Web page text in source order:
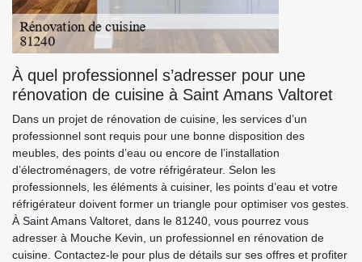
À quel professionnel s’adresser pour une
rénovation de cuisine à Saint Amans Valtoret
Dans un projet de rénovation de cuisine, les services d’un
professionnel sont requis pour une bonne disposition des
meubles, des points d’eau ou encore de l’installation
d’électroménagers, de votre réfrigérateur. Selon les
professionnels, les éléments à cuisiner, les points d’eau et votre
réfrigérateur doivent former un triangle pour optimiser vos gestes.
À Saint Amans Valtoret, dans le 81240, vous pourrez vous
adresser à Mouche Kevin, un professionnel en rénovation de
cuisine. Contactez-le pour plus de détails sur ses offres et profiter